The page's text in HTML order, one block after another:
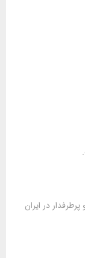
در ایران